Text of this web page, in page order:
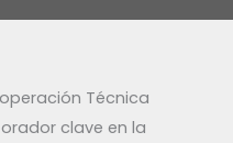
Técnica
clave en la